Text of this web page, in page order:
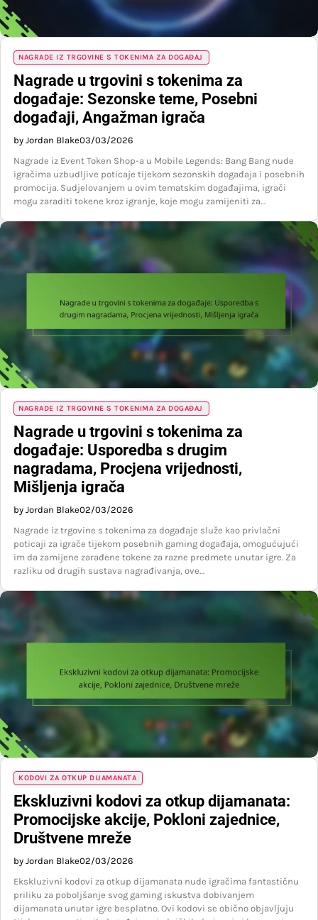
NAGRADE IZ TRGOVINE S TOKENIMA ZA DOGAĐAJ
Nagrade u trgovini s tokenima za
događaje: Sezonske teme, Posebni
događaji, Angažman igrača
by Jordan Blake03/03/2026
Nagrade iz Event Token Shop-a u Mobile Legends: Bang Bang nude
igračima uzbudljive poticaje tijekom sezonskih događaja i posebnih
promocija. Sudjelovanjem u ovim tematskim događajima, igrači
mogu zaraditi tokene kroz igranje, koje mogu zamijeniti za…
NAGRADE IZ TRGOVINE S TOKENIMA ZA DOGAĐAJ
Nagrade u trgovini s tokenima za
događaje: Usporedba s drugim
nagradama, Procjena vrijednosti,
Mišljenja igrača
by Jordan Blake02/03/2026
Nagrade iz trgovine s tokenima za događaje služe kao privlačni
poticaji za igrače tijekom posebnih gaming događaja, omogućujući
im da zamijene zarađene tokene za razne predmete unutar igre. Za
razliku od drugih sustava nagrađivanja, ove…
KODOVI ZA OTKUP DIJAMANATA
Ekskluzivni kodovi za otkup dijamanata:
Promocijske akcije, Pokloni zajednice,
Društvene mreže
by Jordan Blake02/03/2026
Ekskluzivni kodovi za otkup dijamanata nude igračima fantastičnu
priliku za poboljšanje svog gaming iskustva dobivanjem
dijamanata unutar igre besplatno. Ovi kodovi se obično objavljuju